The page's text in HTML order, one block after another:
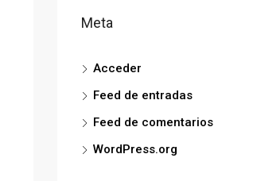
Meta
Acceder
Feed de entradas
Feed de comentarios
WordPress.org